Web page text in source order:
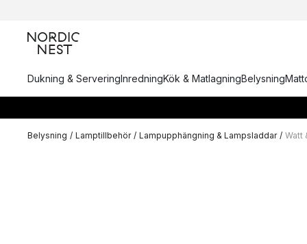
Dukning & ServeringInredningKök & MatlagningBelysning
Belysning / Lamptillbehör / Lampupphängning & Lampsladdar / Watt